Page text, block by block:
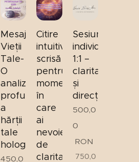
Mesajul
Vieții
Tale-
O
analiză
profundă
a
hărții
tale
hologenetice
450,0
Citire
intuitivă
scrisă
pentru
momentele
în
care
ai
nevoie
de
claritate,
Sesiune
individuală
1:1 –
claritate
și
direcție
500,0
0
RON
750,0